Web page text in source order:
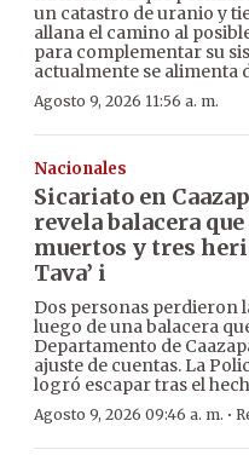
un catastro de uranio y
allana el camino al
para complementar su
actualmente se alimenta
Agosto 9, 2026 11:56 a. m.
Nacionales
Sicariato en
revela balacera
muertos y tres
Tava’ i
Dos personas perdieron
luego de una balacera
Departamento de
ajuste de cuentas. La
logró escapar tras el
Agosto 9, 2026 09:46 a. m. ·